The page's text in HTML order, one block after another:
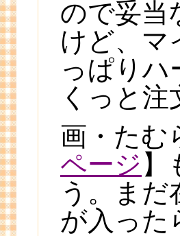
ので妥当
けど、マ
っぱりハ
くっと注
画・たむ
ページ 】
う。まだ
が入った